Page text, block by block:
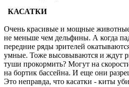
КАСАТКИ
Очень красивые и мощные
не меньше чем дельфины. А когда
передние ряды зрителей
умные. Тоже высовываются и ждут
туши прокормить? Могут на
на бортик бассейна. И еще они
Это неправда, что касатки - киты